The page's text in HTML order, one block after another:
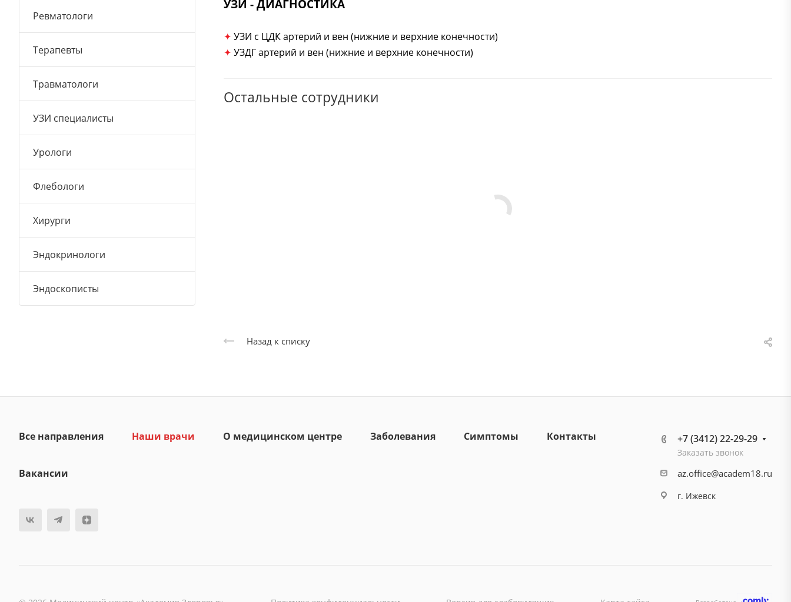
УЗИ - ДИАГНОСТИКА
✦ УЗИ с ЦДК артерий и вен (нижние и верхние конечности)
✦ УЗДГ артерий и вен (нижние и верхние конечности)
Остальные сотрудники
Назад к списку
Ревматологи
Терапевты
Травматологи
УЗИ специалисты
Урологи
Флебологи
Хирурги
Эндокринологи
Эндоскописты
Все направления Наши врачи О медицинском центре Заболевания Симптомы Контакты
Вакансии
+7 (3412) 22-29-29
Заказать звонок
az.office@academ18.ru
г. Ижевск